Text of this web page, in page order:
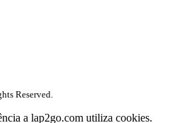
Reserved.
a lap2go.com utiliza cookies.